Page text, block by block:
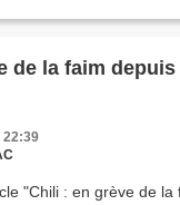
de la faim
22:39